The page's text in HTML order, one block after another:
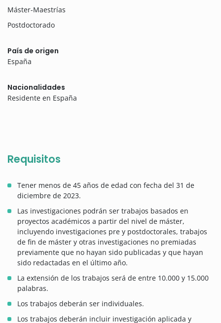
Máster-Maestrías
Postdoctorado
País de origen
España
Nacionalidades
Residente en España
Requisitos
Tener menos de 45 años de edad con fecha del 31 de
diciembre de 2023.
Las investigaciones podrán ser trabajos basados en
proyectos académicos a partir del nivel de máster,
incluyendo investigaciones pre y postdoctorales, trabajos
de fin de máster y otras investigaciones no premiadas
previamente que no hayan sido publicadas y que hayan
sido redactadas en el último año.
La extensión de los trabajos será de entre 10.000 y 15.000
palabras.
Los trabajos deberán ser individuales.
Los trabajos deberán incluir investigación aplicada y